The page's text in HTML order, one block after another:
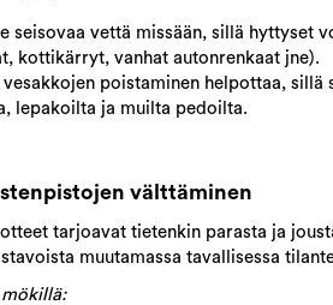
seisovaa vettä missään, sillä hyttyset
kottikärryt, vanhat autonrenkaat jne).
poistaminen helpottaa, sillä
lepakoilta ja muilta pedoilta.
välttäminen
tarjoavat tietenkin parasta ja
muutamassa tavallisessa